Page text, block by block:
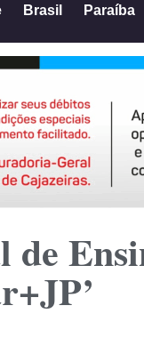
Brasil Paraíba
de